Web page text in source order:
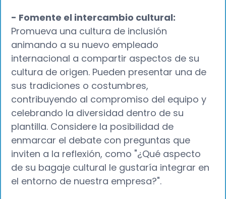
- Fomente el intercambio cultural:
Promueva una cultura de inclusión
animando a su nuevo empleado
internacional a compartir aspectos de su
cultura de origen. Pueden presentar una de
sus tradiciones o costumbres,
contribuyendo al compromiso del equipo y
celebrando la diversidad dentro de su
plantilla. Considere la posibilidad de
enmarcar el debate con preguntas que
inviten a la reflexión, como "¿Qué aspecto
de su bagaje cultural le gustaría integrar en
el entorno de nuestra empresa?".